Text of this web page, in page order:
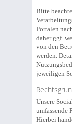
Bitte
Portalen
daher ggf.
von den
werden.
jeweiligen
Unsere
umfassende
Hierbei